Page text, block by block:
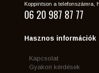
Koppintson a telefonszámra,
06 20 987 87 77
Hasznos információk
Kapcsolat
Gyakori kérdések